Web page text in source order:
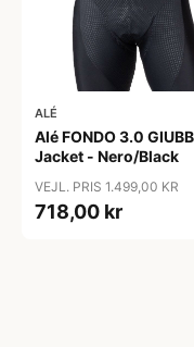
ALÉ
Alé FONDO 3.0
Jacket - Nero/Black
VEJL. PRIS 1.499,00 KR
718,00 kr